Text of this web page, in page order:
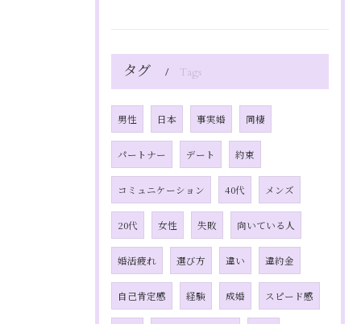
タグ Tags
男性 日本 事実婚 同棲
パートナー デート 約束
コミュニケーション 40代 メンズ
20代 女性 失敗 向いている人
婚活疲れ 選び方 違い 違約金
自己肯定感 経験 成婚 スピード感